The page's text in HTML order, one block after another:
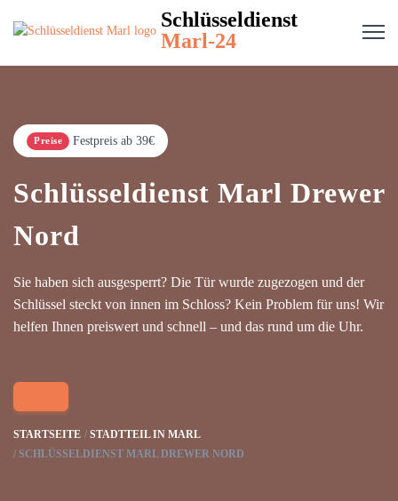
Schlüsseldienst
Marl-24
Preise Festpreis ab 39€
Schlüsseldienst Marl Drewer
Nord
Sie haben sich ausgesperrt? Die Tür wurde zugezogen und der
Schlüssel steckt von innen im Schloss? Kein Problem für uns! Wir
helfen Ihnen preiswert und schnell – und das rund um die Uhr.
STARTSEITE
STADTTEIL IN MARL
SCHLÜSSELDIENST MARL DREWER NORD